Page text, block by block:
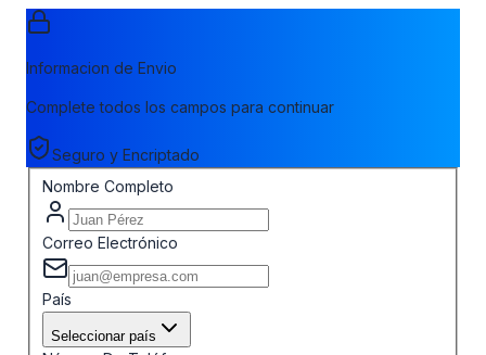
Informacion de Envio
Complete todos los campos para continuar
Seguro y Encriptado
Nombre Completo
Correo Electrónico
País
Seleccionar país